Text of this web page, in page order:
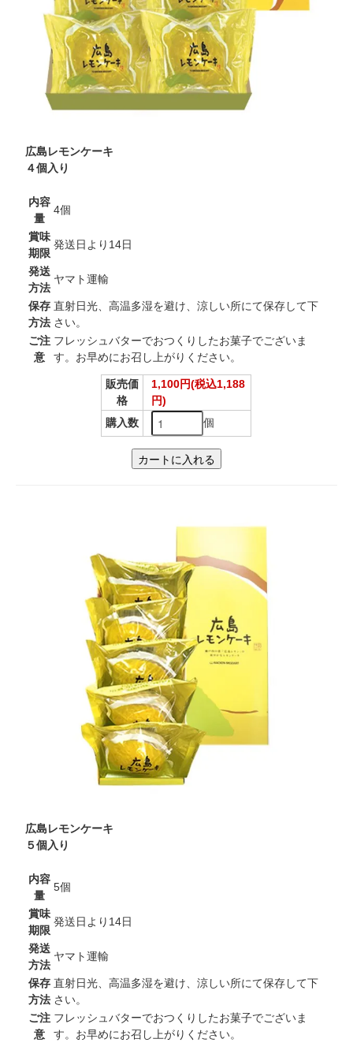
広島レモンケーキ
４個入り
内容
量
4個
賞味
期限
発送日より14日
発送
方法
ヤマト運輸
保存
方法
直射日光、高温多湿を避け、涼しい所にて保存して下
さい。
ご注
意
フレッシュバターでおつくりしたお菓子でございま
す。お早めにお召し上がりください。
販売価
格
1,100円(税込1,188
円)
購入数
個
広島レモンケーキ
５個入り
内容
量
5個
賞味
期限
発送日より14日
発送
方法
ヤマト運輸
保存
方法
直射日光、高温多湿を避け、涼しい所にて保存して下
さい。
ご注
意
フレッシュバターでおつくりしたお菓子でございま
す。お早めにお召し上がりください。